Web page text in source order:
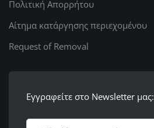
Πολιτική Απορρήτου
Αίτημα κατάργησης περιεχομένου
Request of Removal
Εγγραφείτε στο Newsletter μας: